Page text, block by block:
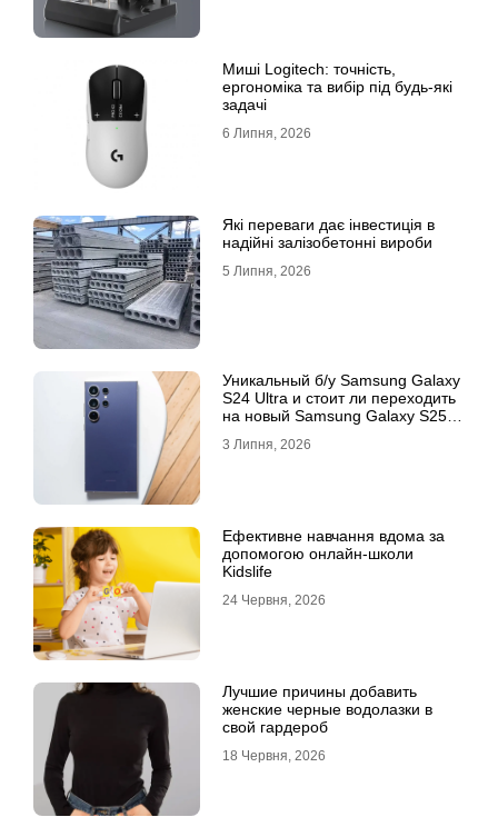
Миші Logitech: точність,
ергономіка та вибір під будь-які
задачі
6 Липня, 2026
Які переваги дає інвестиція в
надійні залізобетонні вироби
5 Липня, 2026
Уникальный б/у Samsung Galaxy
S24 Ultra и стоит ли переходить
на новый Samsung Galaxy S25
3 Липня, 2026
Ефективне навчання вдома за
допомогою онлайн-школи
Kidslife
24 Червня, 2026
Лучшие причины добавить
женские черные водолазки в
свой гардероб
18 Червня, 2026